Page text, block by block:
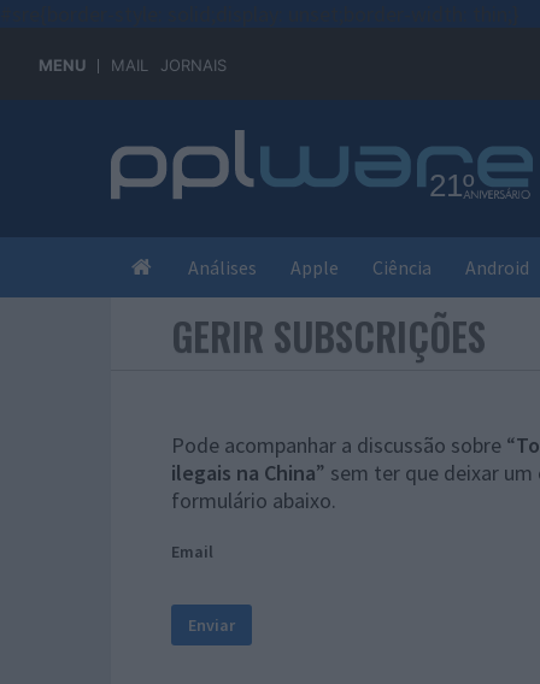
MENU MAIL JORNAIS
Análises Apple Ciência Android
GERIR SUBSCRIÇÕES
Pode acompanhar a discussão sobre “
ilegais na China” sem ter que deixar
formulário abaixo.
Email